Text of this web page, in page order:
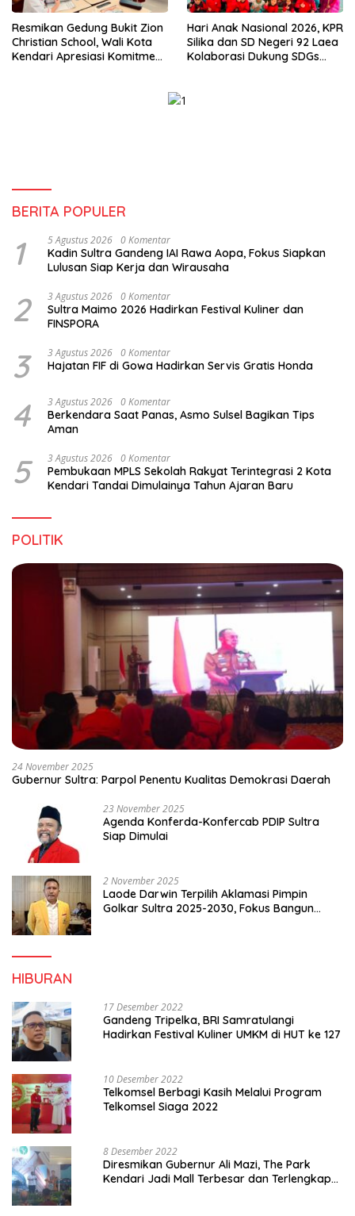
Resmikan Gedung Bukit Zion
Christian School, Wali Kota
Kendari Apresiasi Komitmen
Hari Anak Nasional 2026, KPR
Silika dan SD Negeri 92 Laea
Kolaborasi Dukung SDGs
BERITA POPULER
1 5 Agustus 2026 0 Komentar
Kadin Sultra Gandeng IAI Rawa Aopa, Fokus Siapkan
Lulusan Siap Kerja dan Wirausaha
2 3 Agustus 2026 0 Komentar
Sultra Maimo 2026 Hadirkan Festival Kuliner dan
FINSPORA
3 3 Agustus 2026 0 Komentar
Hajatan FIF di Gowa Hadirkan Servis Gratis Honda
4 3 Agustus 2026 0 Komentar
Berkendara Saat Panas, Asmo Sulsel Bagikan Tips
Aman
5 3 Agustus 2026 0 Komentar
Pembukaan MPLS Sekolah Rakyat Terintegrasi 2 Kota
Kendari Tandai Dimulainya Tahun Ajaran Baru
POLITIK
24 November 2025
Gubernur Sultra: Parpol Penentu Kualitas Demokrasi Daerah
23 November 2025
Agenda Konferda-Konfercab PDIP Sultra
Siap Dimulai
2 November 2025
Laode Darwin Terpilih Aklamasi Pimpin
Golkar Sultra 2025-2030, Fokus Bangun
HIBURAN
17 Desember 2022
Gandeng Tripelka, BRI Samratulangi
Hadirkan Festival Kuliner UMKM di HUT ke 127
10 Desember 2022
Telkomsel Berbagi Kasih Melalui Program
Telkomsel Siaga 2022
8 Desember 2022
Diresmikan Gubernur Ali Mazi, The Park
Kendari Jadi Mall Terbesar dan Terlengkap